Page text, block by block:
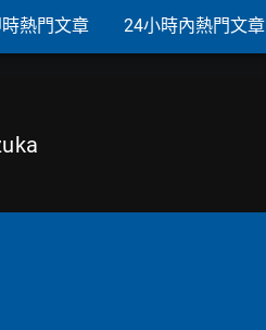
熱門文章 24小時內熱門文章